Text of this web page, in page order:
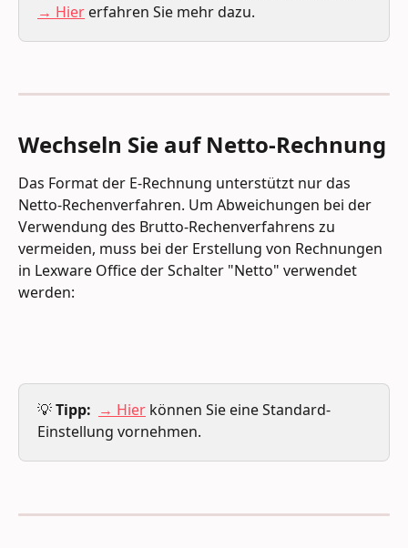
→ Hier erfahren Sie mehr dazu.
Wechseln Sie auf Netto-Rechnung
Das Format der E-Rechnung unterstützt nur das
Netto-Rechenverfahren. Um Abweichungen bei der
Verwendung des Brutto-Rechenverfahrens zu
vermeiden, muss bei der Erstellung von Rechnungen
in Lexware Office der Schalter "Netto" verwendet
werden:
💡 Tipp: → Hier können Sie eine Standard-
Einstellung vornehmen.